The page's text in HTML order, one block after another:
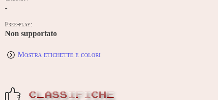
-
Free-play:
Non supportato
Mostra etichette e colori
CLASSIFICHE